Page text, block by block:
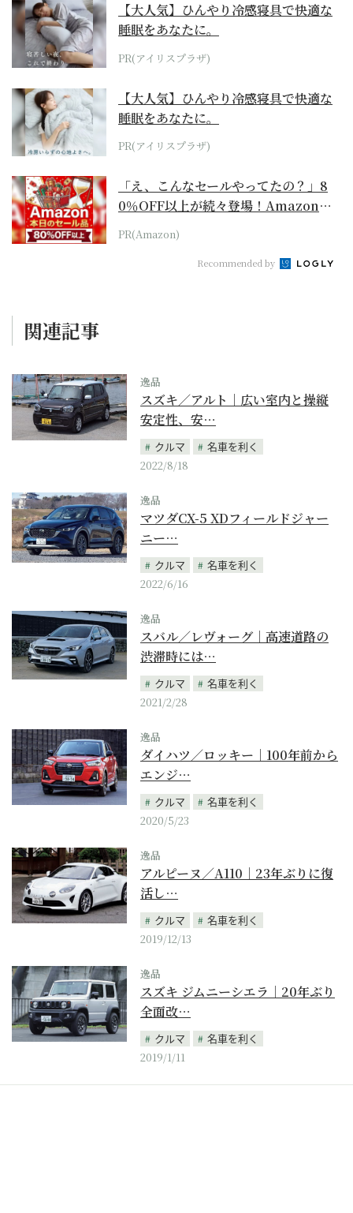
【大人気】ひんやり冷感寝具で快適な
睡眠をあなたに。
PR(アイリスプラザ)
【大人気】ひんやり冷感寝具で快適な
睡眠をあなたに。
PR(アイリスプラザ)
「え、こんなセールやってたの？」8
0％OFF以上が続々登場！Amazonの
本気が...
PR(Amazon)
Recommended by
関連記事
逸品
スズキ／アルト｜広い室内と操縦
安定性、安…
クルマ
名車を利く
2022/8/18
逸品
マツダCX-5 XDフィールドジャー
ニー…
クルマ
名車を利く
2022/6/16
逸品
スバル／レヴォーグ｜高速道路の
渋滞時には…
クルマ
名車を利く
2021/2/28
逸品
ダイハツ／ロッキー｜100年前から
エンジ…
クルマ
名車を利く
2020/5/23
逸品
アルピーヌ／A110｜23年ぶりに復
活し…
クルマ
名車を利く
2019/12/13
逸品
スズキ ジムニーシエラ｜20年ぶり
全面改…
クルマ
名車を利く
2019/1/11